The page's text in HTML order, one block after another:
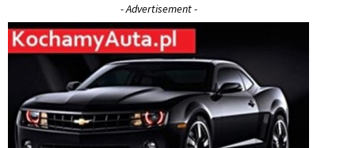
- Advertisement -